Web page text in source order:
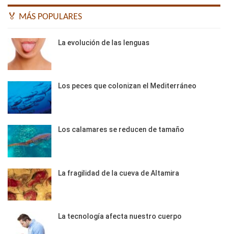
🏅 MÁS POPULARES
La evolución de las lenguas
Los peces que colonizan el Mediterráneo
Los calamares se reducen de tamaño
La fragilidad de la cueva de Altamira
La tecnología afecta nuestro cuerpo